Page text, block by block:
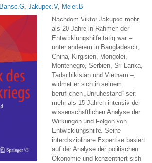
Banse.G,Jakupec.V, Meier.B
Nachdem Viktor Jakupec mehr
als 20 Jahre in Rahmen der
Entwicklungshilfe tätig war –
unter anderem in Bangladesch,
China, Kirgisien, Mongolei,
Montenegro, Serbien, Sri Lanka,
Tadschikistan und Vietnam –,
widmet er sich in seinem
beruflichen „Unruhestand“ seit
mehr als 15 Jahren intensiv der
wissenschaftlichen Analyse der
Wirkungen und Folgen von
Entwicklungshilfe. Seine
interdisziplinäre Expertise basiert
auf der Analyse der politischen
Ökonomie und konzentriert sich